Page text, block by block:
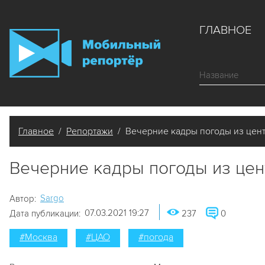
ГЛАВНОЕ
Главное / Репортажи / Вечерние кадры погоды из
Вечерние кадры погоды из
Автор: Sargo
Дата публикации: 07.03.2021 19:27 237 0
#Москва #ЦАО #погода